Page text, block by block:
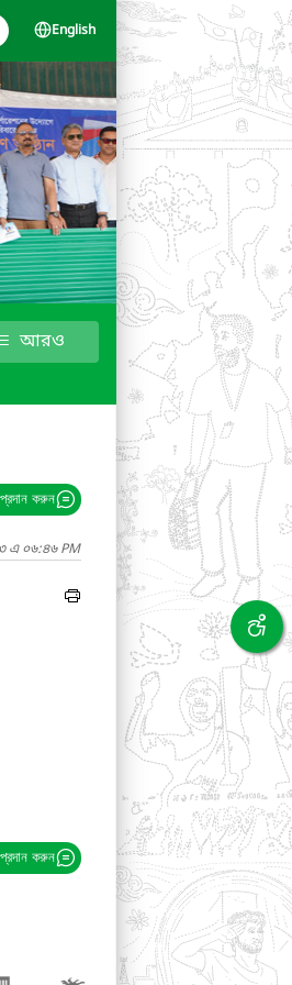
English
আরও
করুন
এ ০৬:৪৬ PM
করুন